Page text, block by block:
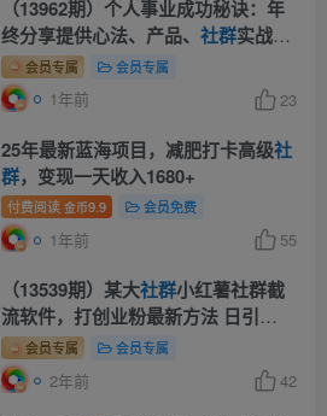
（13962期）个人事业成功秘诀：年
终分享提供心法、产品、 社群实战
课、助力精准定位
会员专属 会员专属
1年前 23
25年最新蓝海项目，减肥打卡高级社
群，变现一天收入1680+
付费阅读 金币9.9 会员免费
1年前 55
（13539期）某大社群小红薯社群截
流软件，打创业粉最新方法 日引
500+创业，粉单日…
会员专属 会员专属
2年前 42